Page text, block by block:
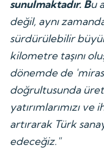
sunulmaktadır. Bu
değil, aynı
sürdürülebilir
kilometre taşını
dönemde de
doğrultusunda
yatırımlarımızı
artırarak Türk
edeceğiz."